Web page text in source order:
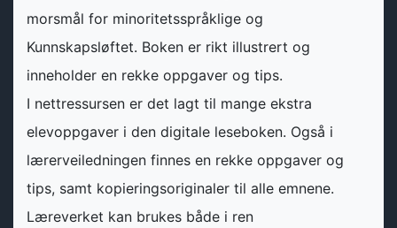
morsmål for minoritetsspråklige og
Kunnskapsløftet. Boken er rikt illustrert og
inneholder en rekke oppgaver og tips.
I nettressursen er det lagt til mange ekstra
elevoppgaver i den digitale leseboken. Også i
lærerveiledningen finnes en rekke oppgaver og
tips, samt kopieringsoriginaler til alle emnene.
Læreverket kan brukes både i ren